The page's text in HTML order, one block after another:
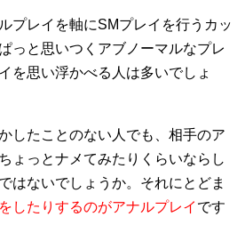
プレイを軸にSMプレイを行うカッ
っと思いつくアブノーマルなプレ
を思い浮かべる人は多いでしょ
したことのない人でも、相手のア
ょっとナメてみたりくらいならし
はないでしょうか。それにとどま
したりするのがアナルプレイ です